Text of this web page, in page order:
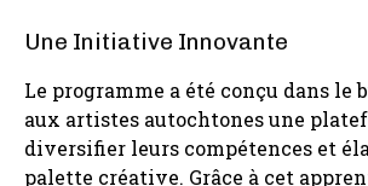
Une Initiative Innovante
Le programme a été conçu dans le
aux artistes autochtones une
diversifier leurs compétences et
palette créative. Grâce à cet